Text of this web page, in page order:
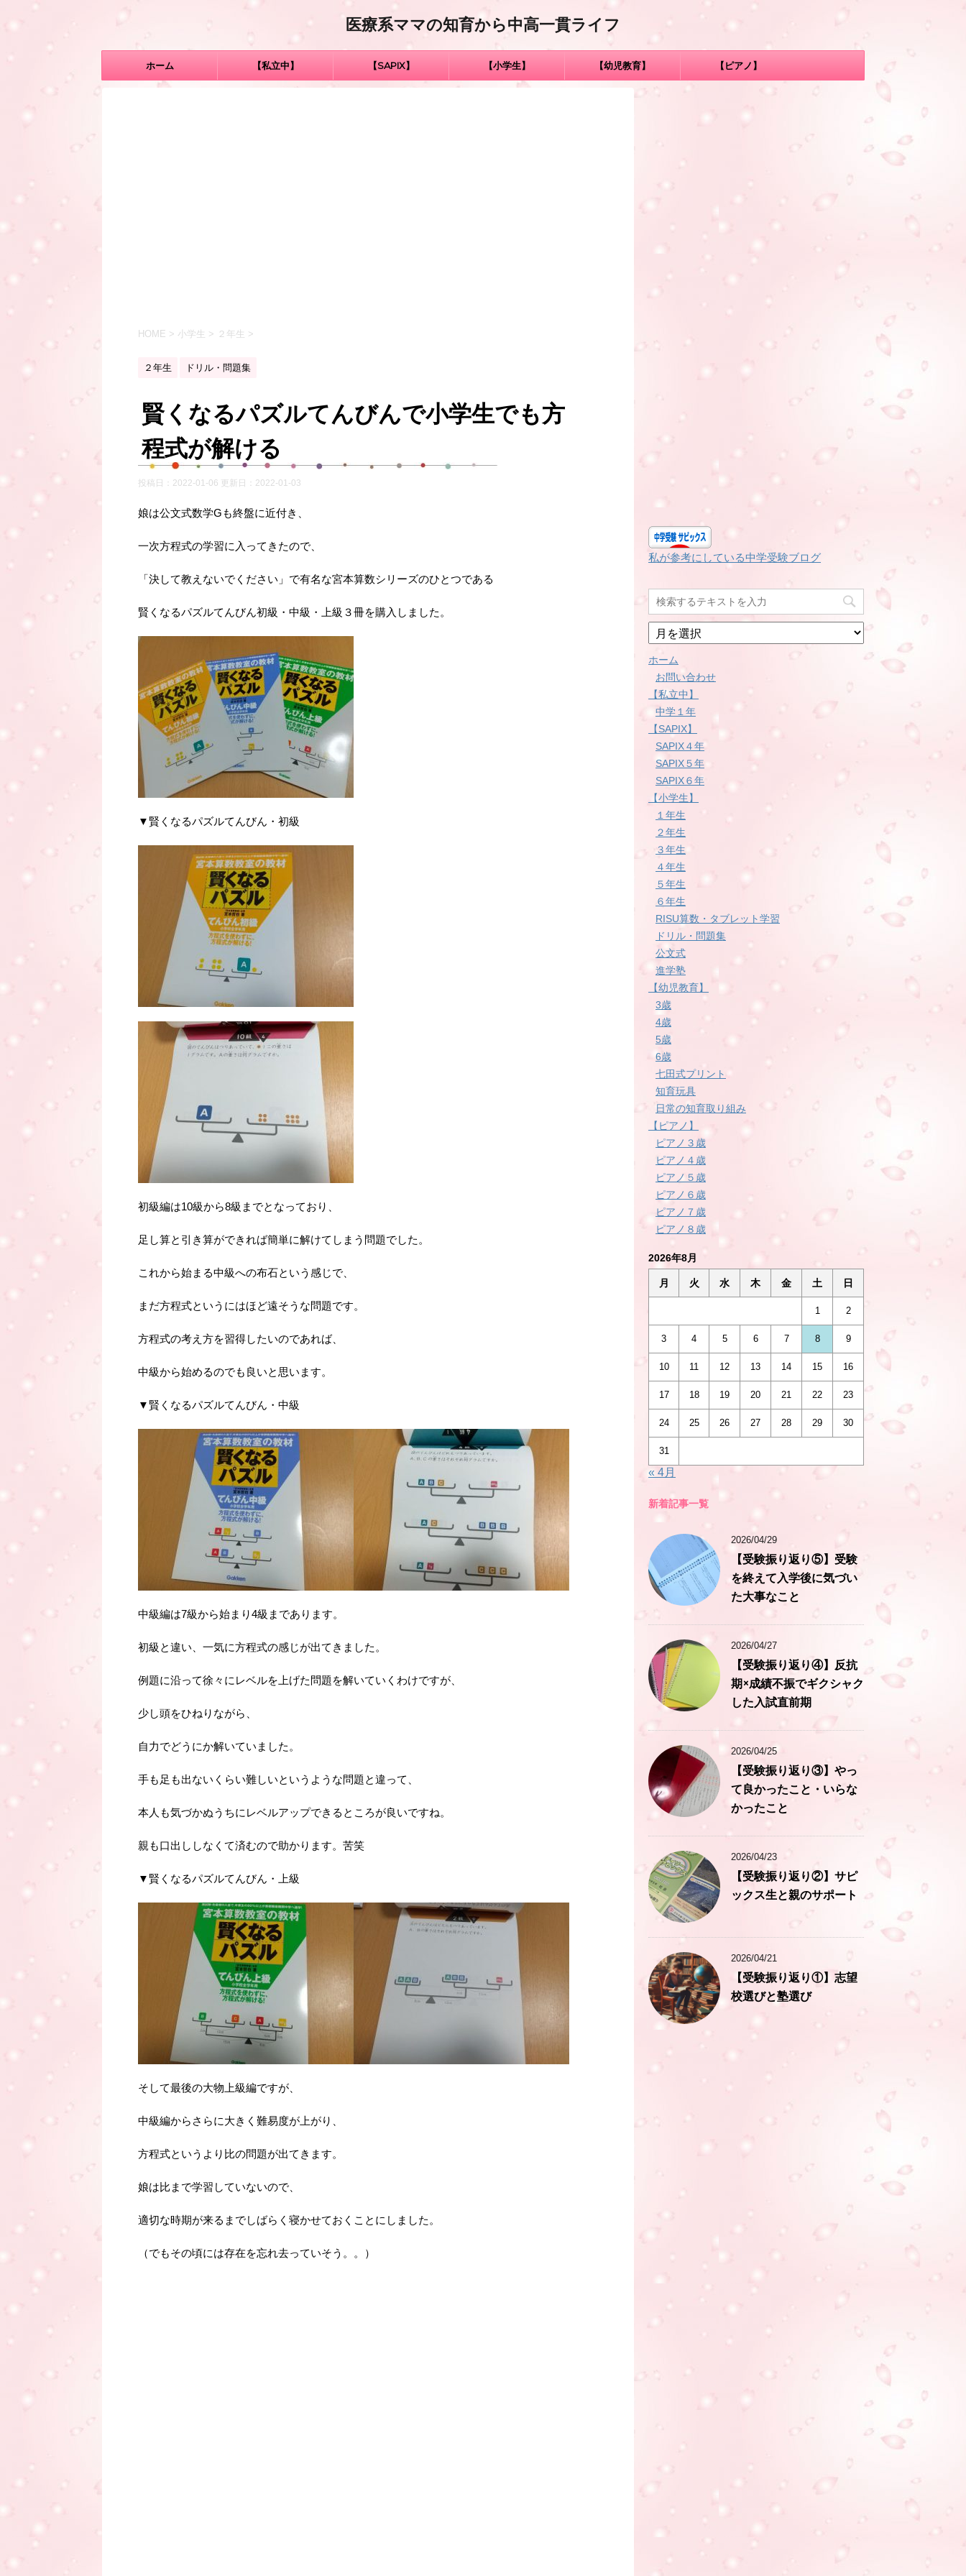
医療系ママの知育から中高一貫ライフ
ホーム 【私立中】 【SAPIX】 【小学生】 【幼児教育】 【ピアノ】
HOME > 小学生 > ２年生 >
２年生 ドリル・問題集
賢くなるパズルてんびんで小学生でも方
程式が解ける
投稿日：2022-01-06 更新日： 2022-01-03
娘は公文式数学Gも終盤に近付き、
一次方程式の学習に入ってきたので、
「決して教えないでください」で有名な宮本算数シリーズのひとつである
賢くなるパズルてんびん初級・中級・上級３冊を購入しました。
▼賢くなるパズルてんびん・初級
初級編は10級から8級までとなっており、
足し算と引き算ができれば簡単に解けてしまう問題でした。
これから始まる中級への布石という感じで、
まだ方程式というにはほど遠そうな問題です。
方程式の考え方を習得したいのであれば、
中級から始めるのでも良いと思います。
▼賢くなるパズルてんびん・中級
中級編は7級から始まり4級まであります。
初級と違い、一気に方程式の感じが出てきました。
例題に沿って徐々にレベルを上げた問題を解いていくわけですが、
少し頭をひねりながら、
自力でどうにか解いていました。
手も足も出ないくらい難しいというような問題と違って、
本人も気づかぬうちにレベルアップできるところが良いですね。
親も口出ししなくて済むので助かります。苦笑
▼賢くなるパズルてんびん・上級
そして最後の大物上級編ですが、
中級編からさらに大きく難易度が上がり、
方程式というより比の問題が出てきます。
娘は比まで学習していないので、
適切な時期が来るまでしばらく寝かせておくことにしました。
（でもその頃には存在を忘れ去っていそう。。）
私が参考にしている中学受験ブログ
月
別
ホーム
お問い合わせ
【私立中】
中学１年
【SAPIX】
SAPIX４年
SAPIX５年
SAPIX６年
【小学生】
１年生
２年生
３年生
４年生
５年生
６年生
RISU算数・タブレット学習
ドリル・問題集
公文式
進学塾
【幼児教育】
3歳
4歳
5歳
6歳
七田式プリント
知育玩具
日常の知育取り組み
【ピアノ】
ピアノ３歳
ピアノ４歳
ピアノ５歳
ピアノ６歳
ピアノ７歳
ピアノ８歳
2026年8月
月 火 水 木 金 土 日
1 2
3 4 5 6 7 8 9
10 11 12 13 14 15 16
17 18 19 20 21 22 23
24 25 26 27 28 29 30
31
« 4月
新着記事一覧
2026/04/29
【受験振り返り⑤】受験
を終えて入学後に気づい
た大事なこと
2026/04/27
【受験振り返り④】反抗
期×成績不振でギクシャク
した入試直前期
2026/04/25
【受験振り返り③】やっ
て良かったこと・いらな
かったこと
2026/04/23
【受験振り返り②】サピ
ックス生と親のサポート
2026/04/21
【受験振り返り①】志望
校選びと塾選び